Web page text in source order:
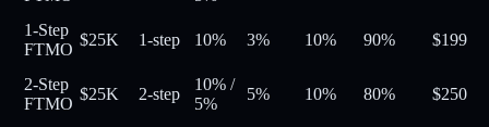
1-Step
FTMO
$25K 1-step 10% 3% 10% 90% $199
2-Step
FTMO
$25K 2-step
10% /
5%
5% 10% 80% $250